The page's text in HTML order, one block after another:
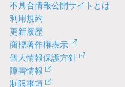
不具合情報公開サイトとは
利用規約
更新履歴
商標著作権表示
個人情報保護方針
障害情報
制限事項